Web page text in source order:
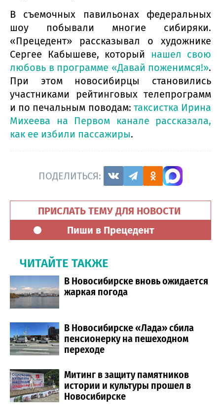
В съемочных павильонах федеральных
шоу побывали многие сибиряки.
«Прецедент» рассказывал о художнике
Сергее Кабышеве, который нашел свою
любовь в программе «Давай поженимся!».
При этом новосибирцы становились
участниками рейтинговых телепрограмм
и по печальным поводам: таксистка Ирина
Михеева на Первом канале рассказала,
как ее избили пассажиры.
ПОДЕЛИТЬСЯ:
ПРИСЛАТЬ ТЕМУ ДЛЯ НОВОСТИ
Пиши в Прецедент
ЧИТАЙТЕ ТАКЖЕ
В Новосибирске вновь ожидается
жаркая погода
В Новосибирске «Лада» сбила
пенсионерку на пешеходном
переходе
Митинг в защиту памятников
истории и культуры прошел в
Новосибирске